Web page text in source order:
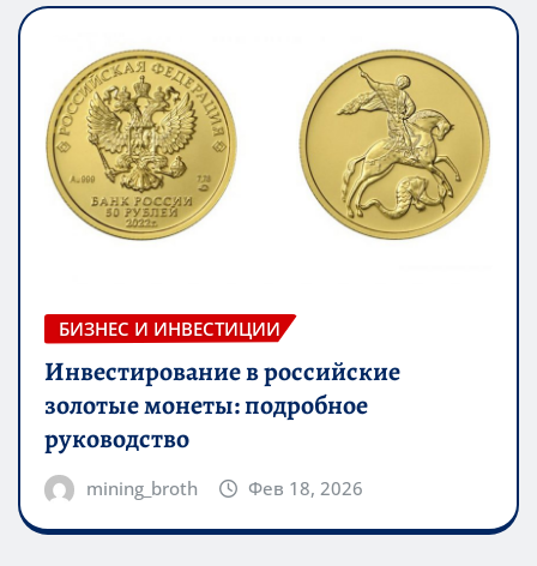
БИЗНЕС И ИНВЕСТИЦИИ
Инвестирование в российские
золотые монеты: подробное
руководство
mining_broth Фев 18, 2026